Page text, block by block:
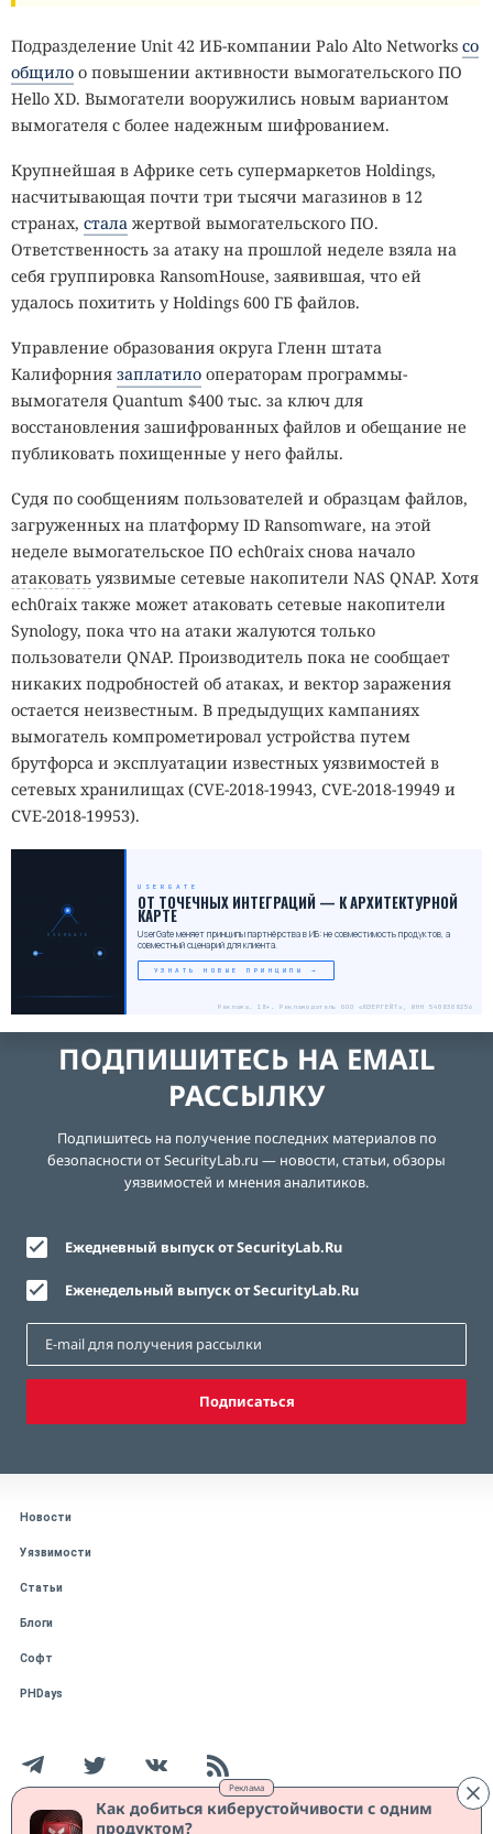
Реклама
Как добиться киберустойчивости с одним
продуктом?
Подразделение Unit 42 ИБ-компании Palo Alto Networks со
общило о повышении активности вымогательского ПО
Hello XD. Вымогатели вооружились новым вариантом
вымогателя с более надежным шифрованием.
Крупнейшая в Африке сеть супермаркетов Holdings,
насчитывающая почти три тысячи магазинов в 12
странах, стала жертвой вымогательского ПО.
Ответственность за атаку на прошлой неделе взяла на
себя группировка RansomHouse, заявившая, что ей
удалось похитить у Holdings 600 ГБ файлов.
Управление образования округа Гленн штата
Калифорния заплатило операторам программы-
вымогателя Quantum $400 тыс. за ключ для
восстановления зашифрованных файлов и обещание не
публиковать похищенные у него файлы.
Судя по сообщениям пользователей и образцам файлов,
загруженных на платформу ID Ransomware, на этой
неделе вымогательское ПО ech0raix снова начало
атаковать уязвимые сетевые накопители NAS QNAP. Хотя
ech0raix также может атаковать сетевые накопители
Synology, пока что на атаки жалуются только
пользователи QNAP. Производитель пока не сообщает
никаких подробностей об атаках, и вектор заражения
остается неизвестным. В предыдущих кампаниях
вымогатель компрометировал устройства путем
брутфорса и эксплуатации известных уязвимостей в
сетевых хранилищах (CVE-2018-19943, CVE-2018-19949 и
CVE-2018-19953).
USERGATE
USERGATE
ОТ ТОЧЕЧНЫХ ИНТЕГРАЦИЙ — К АРХИТЕКТУРНОЙ
КАРТЕ
UserGate меняет принципы партнёрства в ИБ: не совместимость продуктов, а
совместный сценарий для клиента.
УЗНАТЬ НОВЫЕ ПРИНЦИПЫ →
Реклама. 18+. Рекламодатель ООО «ЮЗЕРГЕЙТ», ИНН 5408308256
ПОДПИШИТЕСЬ НА EMAIL
РАССЫЛКУ
Подпишитесь на получение последних материалов по
безопасности от SecurityLab.ru — новости, статьи, обзоры
уязвимостей и мнения аналитиков.
Ежедневный выпуск от SecurityLab.Ru
Еженедельный выпуск от SecurityLab.Ru
Подписаться
Новости
Уязвимости
Статьи
Блоги
Софт
PHDays